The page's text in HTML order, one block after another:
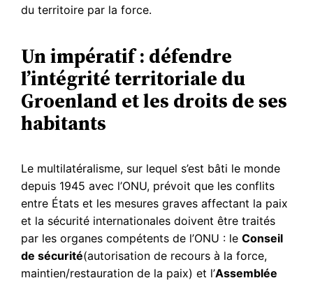
du territoire par la force.
Un impératif : défendre
l’intégrité territoriale du
Groenland et les droits de ses
habitants
Le multilatéralisme, sur lequel s’est bâti le monde
depuis 1945 avec l’ONU, prévoit que les conflits
entre États et les mesures graves affectant la paix
et la sécurité internationales doivent être traités
par les organes compétents de l’ONU : leConseil
de sécurité(autorisation de recours à la force,
maintien/restauration de la paix) et l’Assemblée